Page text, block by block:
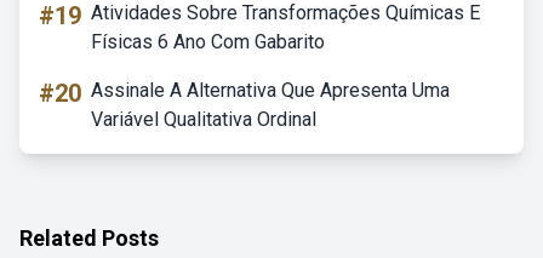
#19 Atividades Sobre Transformações Químicas E
Físicas 6 Ano Com Gabarito
#20 Assinale A Alternativa Que Apresenta Uma
Variável Qualitativa Ordinal
Related Posts